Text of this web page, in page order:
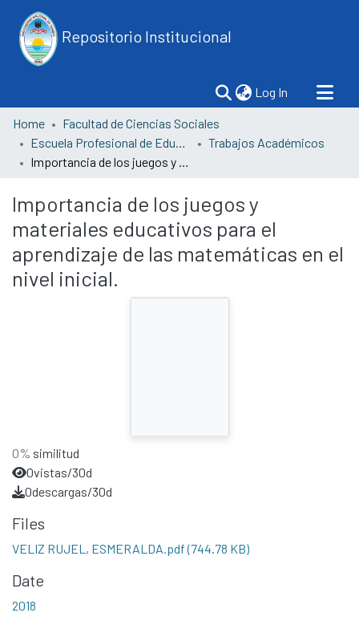
Repositorio Institucional
Log In (current)
Home
Facultad de Ciencias Sociales
Escuela Profesional de Educación
Trabajos Académicos
Importancia de los juegos y materiales educativos para el aprendizaje de las matemáticas en el nivel inicial.
Importancia de los juegos y
materiales educativos para el
aprendizaje de las matemáticas en el
nivel inicial.
0% similitud
0vistas/30d
0descargas/30d
Files
VELIZ RUJEL, ESMERALDA.pdf(744.78 KB)
Date
2018